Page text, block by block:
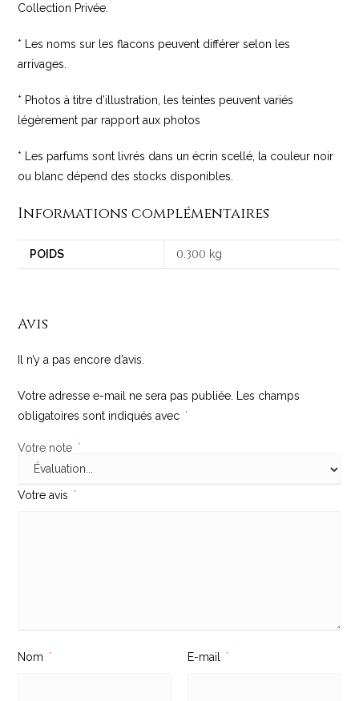
Collection Privée.
* Les noms sur les flacons peuvent différer selon les
arrivages.
* Photos à titre d’illustration, les teintes peuvent variés
légèrement par rapport aux photos
* Les parfums sont livrés dans un écrin scellé, la couleur noir
ou blanc dépend des stocks disponibles.
Informations complémentaires
POIDS 0 300 kg
Avis
Il n’y a pas encore d’avis.
Votre adresse e-mail ne sera pas publiée. Les champs
obligatoires sont indiqués avec
*
Votre note *
Votre avis *
Nom * E-mail *